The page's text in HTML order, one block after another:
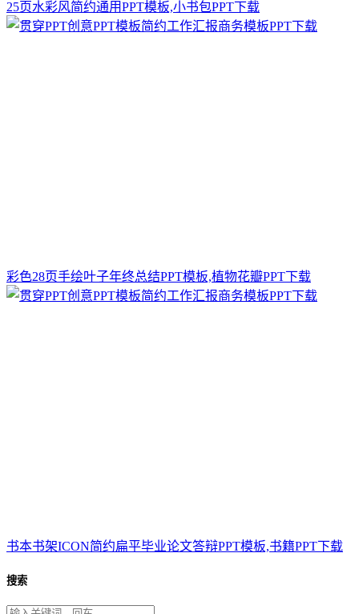
25页水彩风简约通用PPT模板,小书包PPT下载
彩色28页手绘叶子年终总结PPT模板,植物花瓣PPT下载
书本书架ICON简约扁平毕业论文答辩PPT模板,书籍PPT下载
搜索